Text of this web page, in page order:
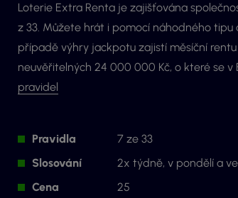
Loterie Extra Renta je zajišťována
z 33. Můžete hrát i pomocí náhodného tipu
případě výhry jackpotu zajistí měsíční
neuvěřitelných 24 000 000 Kč, o které se
pravidel
Pravidla
7 ze 33
Slosování
2x týdně, v pondělí a
Cena
25